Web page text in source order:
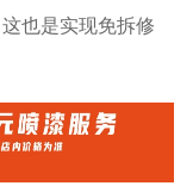
也是实现免拆修